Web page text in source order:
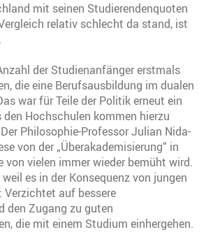
mit seinen Studierendenquoten
relativ schlecht da stand, ist
der Studienanfänger erstmals
die eine Berufsausbildung im dualen
war für Teile der Politik erneut ein
den Hochschulen kommen hierzu
Philosophie-Professor Julian Nida-
von der „Überakademisierung“ in
von vielen immer wieder bemüht wird.
es in der Konsequenz von jungen
Verzichtet auf bessere
den Zugang zu guten
die mit einem Studium einhergehen.